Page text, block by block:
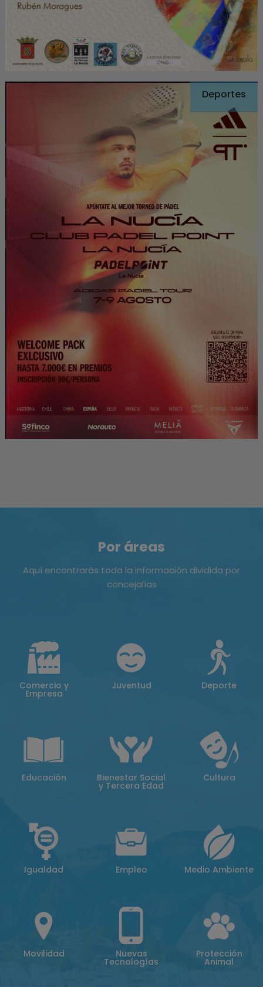
Deportes
Por áreas
Aquí encontrarás toda la información dividida por
concejalías
Comercio y
Empresa
Juventud Deporte
Educación Bienestar Social
y Tercera Edad
Cultura
Igualdad Empleo Medio Ambiente
Movilidad Nuevas
Tecnologías
Protección
Animal